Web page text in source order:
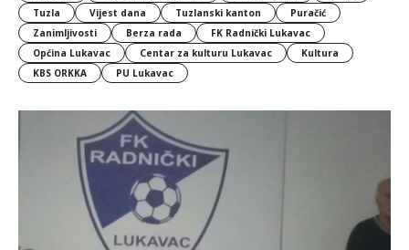
Tuzla
Vijest dana Tuzlanski kanton
Puračić
Zanimljivosti
Berza rada
FK Radnički Lukavac
Općina Lukavac
Centar za kulturu Lukavac
Kultura
KBS ORKKA
PU Lukavac